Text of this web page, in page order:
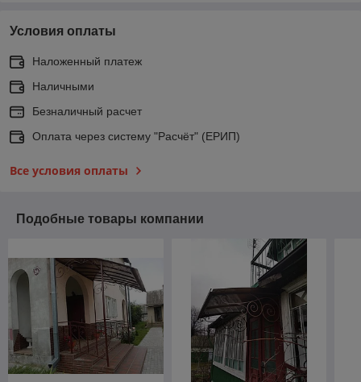
Условия оплаты
Наложенный платеж
Наличными
Безналичный расчет
Оплата через систему "Расчёт" (ЕРИП)
Все условия оплаты
Подобные товары компании